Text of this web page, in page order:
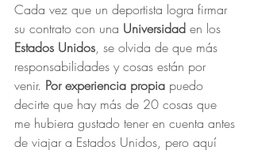
Cada vez que un deportista logra firmar
su contrato con una Universidad en los
Estados Unidos, se olvida de que más
responsabilidades y cosas están por
venir. Por experiencia propia puedo
decirte que hay más de 20 cosas que
me hubiera gustado tener en cuenta antes
de viajar a Estados Unidos, pero aquí